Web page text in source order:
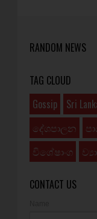
RANDOM NEWS
TAG CLOUD
Gossip
Sri
දේශපාලන
විශේෂාංග
CONTACT US